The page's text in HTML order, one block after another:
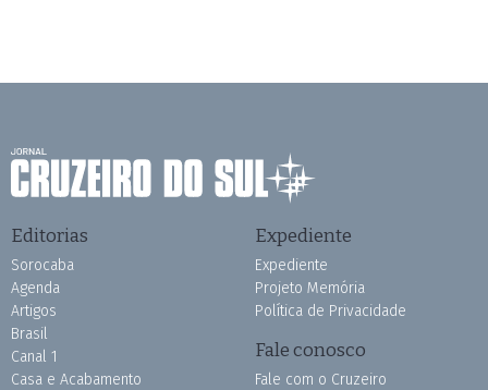
Editorias
Sorocaba
Agenda
Artigos
Brasil
Canal 1
Casa e Acabamento
Expediente
Expediente
Projeto Memória
Política de Privacidade
Fale conosco
Fale com o Cruzeiro